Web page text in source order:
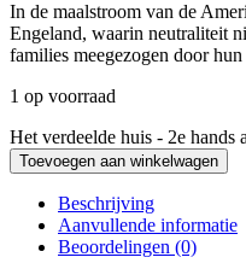
In de maalstroom van de
Engeland, waarin neutraliteit
families meegezogen door
1 op voorraad
Het verdeelde huis - 2e hands
Toevoegen aan winkelwagen
Beschrijving
Aanvullende informatie
Beoordelingen (0)